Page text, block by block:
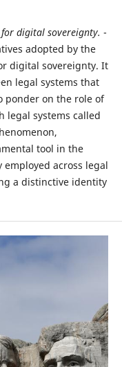
digital sovereignty. -
adopted by the
digital sovereignty. It
legal systems that
ponder on the role of
legal systems called
tool in the
across legal
a distinctive identity